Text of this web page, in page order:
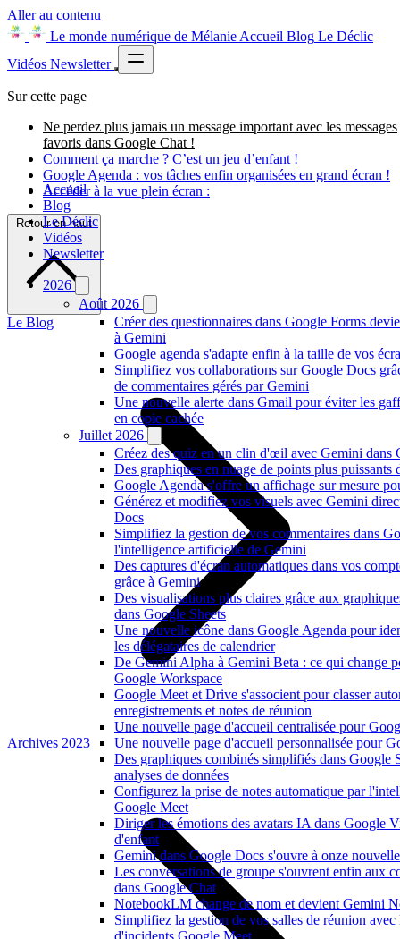
Aller au contenu
Le monde numérique de Mélanie Accueil Blog Le Déclic
Vidéos Newsletter
Accueil
Blog
Le Déclic
Vidéos
Newsletter
2026
Août 2026
Créer des questionnaires dans Google Forms
à Gemini
Google agenda s'adapte enfin à la taille de vos
Simplifiez vos collaborations sur Google Docs
de commentaires gérés par Gemini
Une nouvelle alerte dans Gmail pour éviter les
en copie cachée
Juillet 2026
Créez des quiz en un clin d'œil avec Gemini dans
Des graphiques en nuage de points plus puissants
Google Agenda s'offre un affichage sur mesure
Générez et modifiez vos visuels avec Gemini
Docs
Simplifiez la gestion de vos commentaires dans
l'intelligence artificielle de Gemini
Des captures d'écran automatiques dans vos
grâce à Gemini
Des visualisations plus claires grâce aux
dans Google Sheets
Une nouvelle icône dans Google Agenda pour
les délégataires de calendrier
De Gemini Alpha à Gemini Beta : ce qui change
Google Workspace
Google Meet et Drive s'associent pour classer
enregistrements et notes de réunion
Une nouvelle page d'accueil centralisée pour
Une nouvelle page d'accueil personnalisée pour
Des graphiques combinés simplifiés dans Google
analyses de données
Configurez la prise de notes automatique par
Google Meet
Diriger les émotions des avatars IA dans Google
d'enfant
Gemini dans Google Docs s'ouvre à onze
Les conversations de groupe s'ouvrent enfin aux
dans Google Chat
NotebookLM change de nom et devient Gemini
Simplifiez la gestion de vos salles de réunion avec
d'incidents Google Meet
Sur cette page
Ne perdez plus jamais un message important avec les messages
favoris dans Google Chat !
Comment ça marche ? C’est un jeu d’enfant !
Google Agenda : vos tâches enfin organisées en grand écran !
Accéder à la vue plein écran :
Retour en haut
Le Blog
Archives 2023